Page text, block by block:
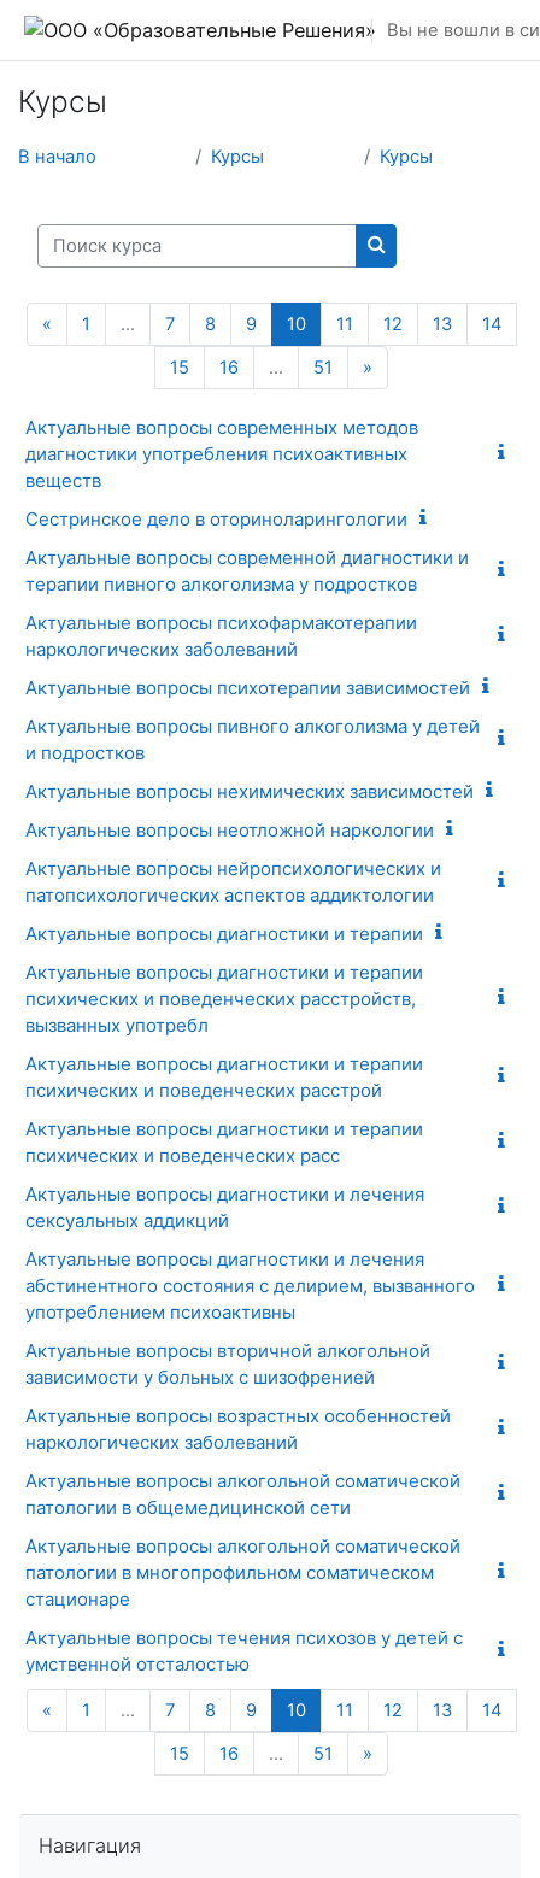
Перейти к основному содержанию
Вы не вошли в
Курсы
В начало Курсы Курсы
Поиск курса
Поиск курса
« Предыдущая страница
1 … 7 8 9 10(текущая)
11 12 13
14
15
16 … 51 »
Актуальные вопросы современных методов
диагностики употребления психоактивных
веществ
Сестринское дело в оториноларингологии
Актуальные вопросы современной диагностики и
терапии пивного алкоголизма у подростков
Актуальные вопросы психофармакотерапии
наркологических заболеваний
Актуальные вопросы психотерапии зависимостей
Актуальные вопросы пивного алкоголизма у детей
и подростков
Актуальные вопросы нехимических зависимостей
Актуальные вопросы неотложной наркологии
Актуальные вопросы нейропсихологических и
патопсихологических аспектов аддиктологии
Актуальные вопросы диагностики и терапии
Актуальные вопросы диагностики и терапии
психических и поведенческих расстройств,
вызванных употребл
Актуальные вопросы диагностики и терапии
психических и поведенческих расстрой
Актуальные вопросы диагностики и терапии
психических и поведенческих расс
Актуальные вопросы диагностики и лечения
сексуальных аддикций
Актуальные вопросы диагностики и лечения
абстинентного состояния с делирием, вызванного
употреблением психоактивны
Актуальные вопросы вторичной алкогольной
зависимости у больных с шизофренией
Актуальные вопросы возрастных особенностей
наркологических заболеваний
Актуальные вопросы алкогольной соматической
патологии в общемедицинской сети
Актуальные вопросы алкогольной соматической
патологии в многопрофильном соматическом
стационаре
Актуальные вопросы течения психозов у детей с
умственной отсталостью
« Предыдущая страница
1 … 7 8 9 10(текущая)
11 12 13
14
15
16 … 51 »
Навигация